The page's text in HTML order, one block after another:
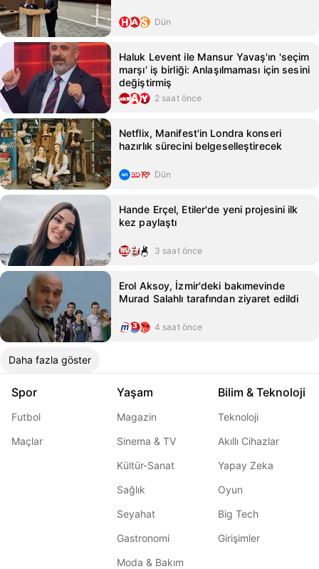
Dün
Haluk Levent ile Mansur Yavaş'ın 'seçim
marşı' iş birliği: Anlaşılmaması için sesini
değiştirmiş
2 saat önce
Netflix, Manifest'in Londra konseri
hazırlık sürecini belgeselleştirecek
Dün
Hande Erçel, Etiler'de yeni projesini ilk
kez paylaştı
3 saat önce
Erol Aksoy, İzmir'deki bakımevinde
Murad Salahlı tarafından ziyaret edildi
4 saat önce
Daha fazla göster
Spor
Futbol
Maçlar
Yaşam
Magazin
Sinema & TV
Kültür-Sanat
Sağlık
Seyahat
Gastronomi
Moda & Bakım
Bilim & Teknoloji
Teknoloji
Akıllı Cihazlar
Yapay Zeka
Oyun
Big Tech
Girişimler